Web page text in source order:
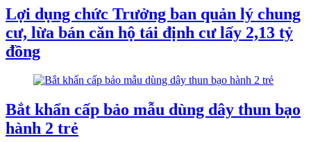
Lợi dụng chức Trưởng ban quản lý chung
cư, lừa bán căn hộ tái định cư lấy 2,13 tỷ
đồng
Bắt khẩn cấp bảo mẫu dùng dây thun bạo
hành 2 trẻ